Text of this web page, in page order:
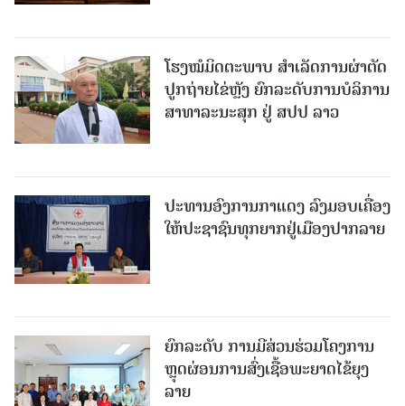
ໂຮງໝໍມິດຕະພາບ ສໍາເລັດການຜ່າຕັດ
ປູກຖ່າຍໄຂ່ຫຼັງ ຍົກລະດັບການບໍລິການ
ສາທາລະນະສຸກ ຢູ່ ສປປ ລາວ
ປະທານອົງການກາແດງ ລົງມອບເຄື່ອງ
ໃຫ້ປະຊາຊົນທຸກຍາກຢູ່ເມືອງປາກລາຍ
ຍົກລະດັບ ການມີສ່ວນຮ່ວມໂຄງການ
ຫຼຸດຜ່ອນການສົ່ງເຊື້ອພະຍາດໄຂ້ຍຸງ
ລາຍ